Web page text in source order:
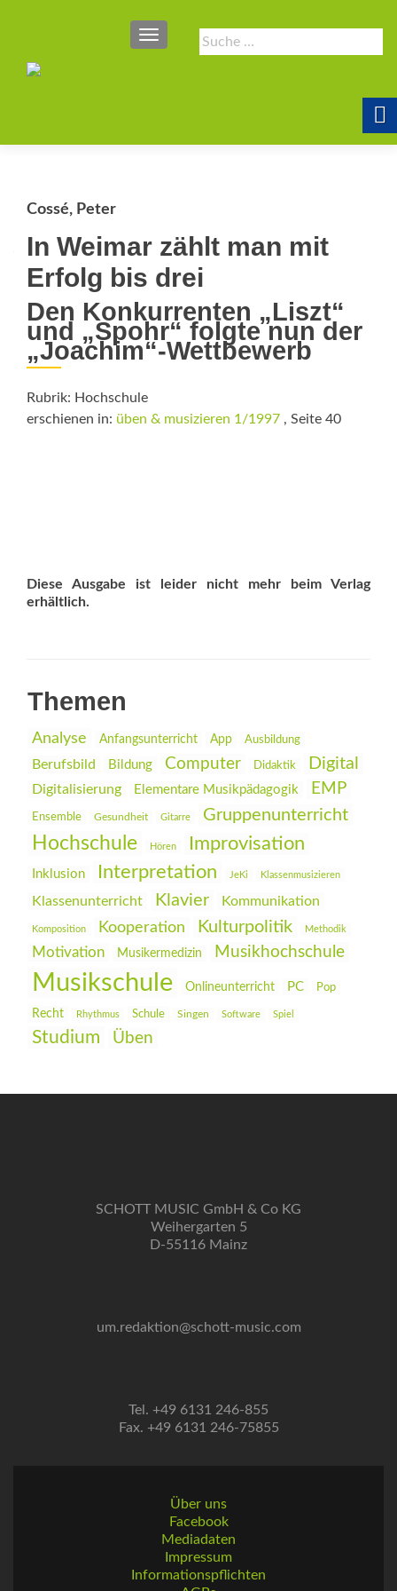
Suche
nach:
SCHALTE NAVIGATION
Cossé, Peter
In Weimar zählt man mit
Erfolg bis drei
Den Konkurrenten „Liszt“
und „Spohr“ folgte nun der
„Joachim“-Wettbewerb
Rubrik: Hochschule
erschienen in: üben & musizieren 1/1997 , Seite 40
Diese Ausgabe ist leider nicht mehr beim Verlag
erhältlich.
Themen
Analyse Anfangsunterricht App Ausbildung
Berufsbild Bildung Computer Didaktik Digital
Digitalisierung Elementare Musikpädagogik EMP
Ensemble Gesundheit Gitarre Gruppenunterricht
Hochschule Hören Improvisation
Inklusion Interpretation JeKi Klassenmusizieren
Klassenunterricht Klavier Kommunikation
Komposition Kooperation Kulturpolitik Methodik
Motivation Musikermedizin Musikhochschule
Musikschule Onlineunterricht PC Pop
Recht Rhythmus Schule Singen Software Spiel
Studium Üben
SCHOTT MUSIC GmbH & Co KG
Weihergarten 5
D-55116 Mainz
um.redaktion@schott-music.com
Tel. +49 6131 246-855
Fax. +49 6131 246-75855
Über uns
Facebook
Mediadaten
Impressum
Informationspflichten